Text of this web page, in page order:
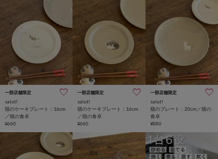
一部店舗限定
salut!
猫のケーキプレート：16cm
／猫の食卓
¥660
一部店舗限定
salut!
猫のケーキプレート：16cm
／猫の食卓
¥660
一部店舗限定
salut!
猫のプレート：20cm／猫の
食卓
¥880